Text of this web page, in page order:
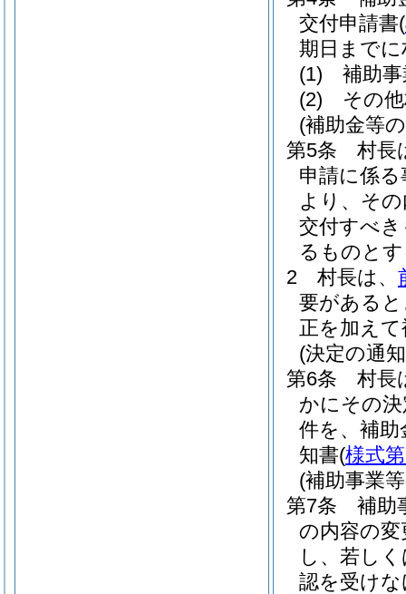
交付申請書(
期日まで
(1)
補助
(2)
その
(補助金等
第5条
村長
申請に係
より、そ
交付すべ
るものと
2
村長は、
要がある
正を加え
(決定の通
第6条
村長
かにその
件を、補
知書(様式
(補助事業
第7条
補助
の内容の
し、若し
認を受け